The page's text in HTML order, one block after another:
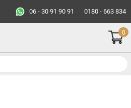
06 - 30 91 90 91 0180 - 663 834
0